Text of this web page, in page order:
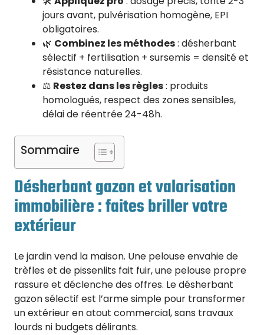
jours avant, pulvérisation homogène, EPI
obligatoires.
🌿 Combinez les méthodes: désherbant
sélectif + fertilisation + sursemis = densité et
résistance naturelles.
⚖️ Restez dans les règles: produits
homologués, respect des zones sensibles,
délai de réentrée 24-48h.
Sommaire
Désherbant gazon et valorisation
immobilière : faites briller votre
extérieur
Le jardin vend la maison. Une pelouse envahie de
trèfles et de pissenlits fait fuir, une pelouse propre
rassure et déclenche des offres. Le désherbant
gazon sélectif est l’arme simple pour transformer
un extérieur en atout commercial, sans travaux
lourds ni budgets délirants.